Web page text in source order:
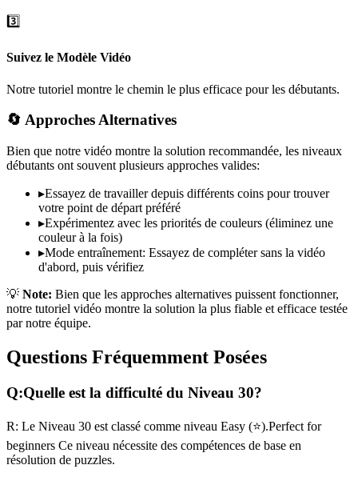
3️⃣
Suivez le Modèle Vidéo
Notre tutoriel montre le chemin le plus efficace pour les débutants.
🔄 Approches Alternatives
Bien que notre vidéo montre la solution recommandée, les niveaux
débutants ont souvent plusieurs approches valides:
▸Essayez de travailler depuis différents coins pour trouver
votre point de départ préféré
▸Expérimentez avec les priorités de couleurs (éliminez une
couleur à la fois)
▸Mode entraînement: Essayez de compléter sans la vidéo
d'abord, puis vérifiez
💡 Note: Bien que les approches alternatives puissent fonctionner,
notre tutoriel vidéo montre la solution la plus fiable et efficace testée
par notre équipe.
Questions Fréquemment Posées
Q:Quelle est la difficulté du Niveau 30?
R: Le Niveau 30 est classé comme niveau Easy (⭐).Perfect for
beginners Ce niveau nécessite des compétences de base en
résolution de puzzles.